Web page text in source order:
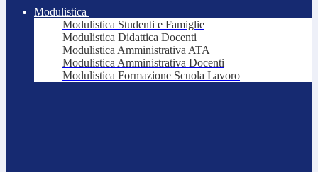
Modulistica
Modulistica Studenti e Famiglie
Modulistica Didattica Docenti
Modulistica Amministrativa ATA
Modulistica Amministrativa Docenti
Modulistica Formazione Scuola Lavoro